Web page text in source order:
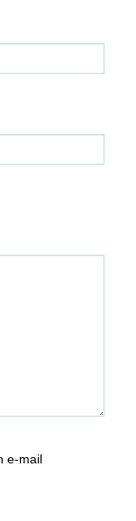
e-mail